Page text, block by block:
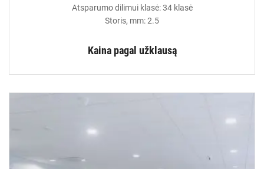
Atsparumo dilimui klasė: 34 klasė
Storis, mm: 2.5
Kaina pagal užklausą